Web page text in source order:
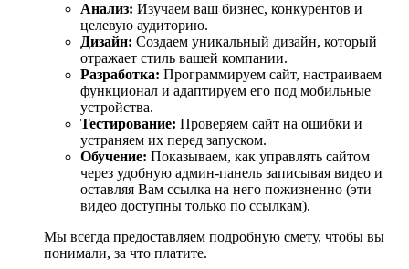
Макеты превращаются в рабочий сайт с использованием
HTML5, CSS3, JavaScript, выбранной CMS или фреймворка.
Обеспечивается высокая скорость загрузки и безопасность.
5. Интеграции и тестирование
Подключаются CRM, платёжные системы, аналитика, службы
доставки. Сайт тестируется на корректность работы всех
элементов и адаптивность.
6. Наполнение контентом и SEO
чтобы ресурс сразу был видим в поисковых системах.
Анализ: Изучаем ваш бизнес, конкурентов и
целевую аудиторию.
Дизайн: Создаем уникальный дизайн, который
отражает стиль вашей компании.
Разработка: Программируем сайт, настраиваем
функционал и адаптируем его под мобильные
устройства.
Тестирование: Проверяем сайт на ошибки и
устраняем их перед запуском.
Обучение: Показываем, как управлять сайтом
через удобную админ-панель записывая видео и
оставляя Вам ссылка на него пожизненно (эти
видео доступны только по ссылкам).
Мы всегда предоставляем подробную смету, чтобы вы
понимали, за что платите.